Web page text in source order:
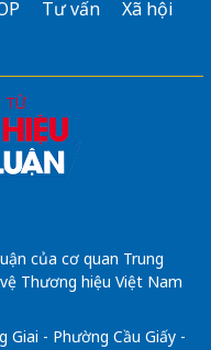
Tư vấn
Xã hội
của cơ quan Trung
Thương hiệu Việt Nam
- Phường Cầu Giấy -